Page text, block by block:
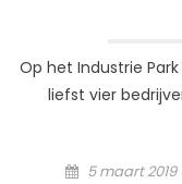
Op het Industrie
liefst vier
Posted
5 maart 2019